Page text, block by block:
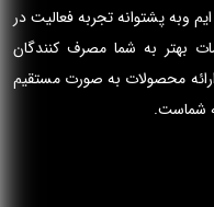
وبه پشتوانه تجربه فعالیت در
بهتر به شما مصرف کنندگان
ارائه محصولات به صورت مستقیم
شماست.